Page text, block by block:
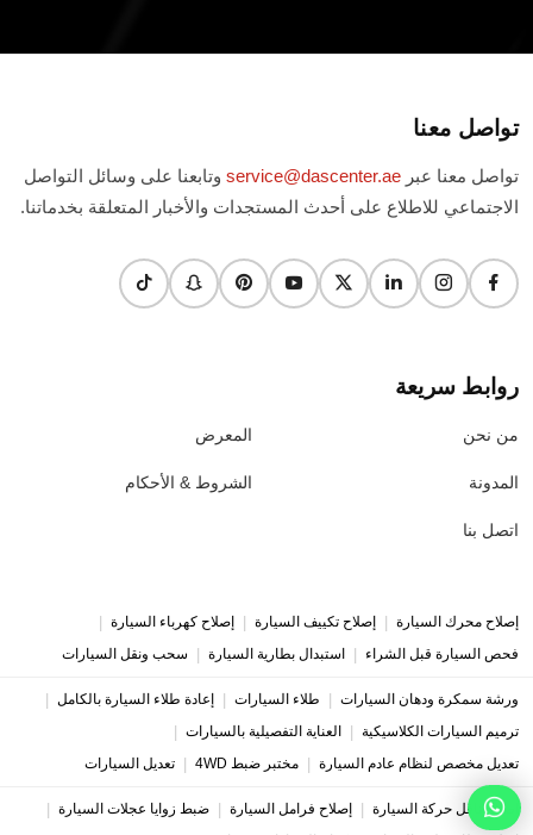
تواصل معنا
تواصل معنا عبر service@dascenter.ae وتابعنا على وسائل التواصل
الاجتماعي للاطلاع على أحدث المستجدات والأخبار المتعلقة بخدماتنا.
روابط سريعة
من نحن
المدونة
اتصل بنا
المعرض
الشروط & الأحكام
إصلاح محرك السيارة إصلاح تكييف السيارة إصلاح كهرباء السيارة
فحص السيارة قبل الشراء استبدال بطارية السيارة سحب ونقل السيارات
ورشة سمكرة ودهان السيارات طلاء السيارات إعادة طلاء السيارة بالكامل
ترميم السيارات الكلاسيكية العناية التفصيلية بالسيارات
تعديل مخصص لنظام عادم السيارة مختبر ضبط 4WD تعديل السيارات
إصلاح ناقل حركة السيارة إصلاح فرامل السيارة ضبط زوايا عجلات السيارة